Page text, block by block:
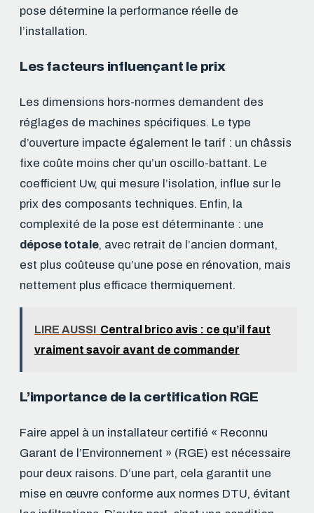
pose détermine la performance réelle de
l’installation.
Les facteurs influençant le prix
Les dimensions hors-normes demandent des
réglages de machines spécifiques. Le type
d’ouverture impacte également le tarif : un châssis
fixe coûte moins cher qu’un oscillo-battant. Le
coefficient Uw, qui mesure l’isolation, influe sur le
prix des composants techniques. Enfin, la
complexité de la pose est déterminante : une
dépose totale, avec retrait de l’ancien dormant,
est plus coûteuse qu’une pose en rénovation, mais
nettement plus efficace thermiquement.
LIRE AUSSI Central brico avis : ce qu’il faut
vraiment savoir avant de commander
L’importance de la certification RGE
Faire appel à un installateur certifié « Reconnu
Garant de l’Environnement » (RGE) est nécessaire
pour deux raisons. D’une part, cela garantit une
mise en œuvre conforme aux normes DTU, évitant